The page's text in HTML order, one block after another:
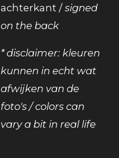
achterkant / signed
on the back
* disclaimer: kleuren
kunnen in echt wat
afwijken van de
foto's / colors can
vary a bit in real life